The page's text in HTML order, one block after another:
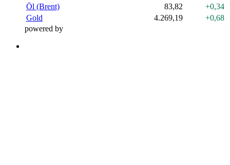
Öl (Brent)
83,82
+0,34
Gold
4.269,19
+0,68
powered by